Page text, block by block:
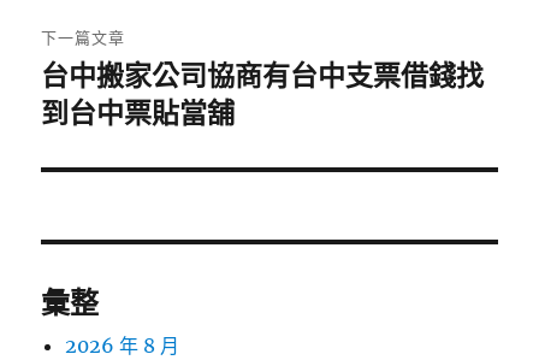
章:
下一篇文章
下
一
文
台中搬家公司協商有台中支票借錢找
到台中票貼當舖
彙整
2026 年 8 月